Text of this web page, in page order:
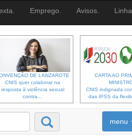
Emprego. Avisos.
DE LANZAROTE
CNIS quer colaborar na
resposta à violência sexual
contra...
CARTA AO
CNIS indignada
das IPSS da
menu